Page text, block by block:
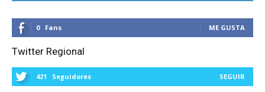
0 Fans ME GUSTA
Twitter Regional
421 Seguidores SEGUIR